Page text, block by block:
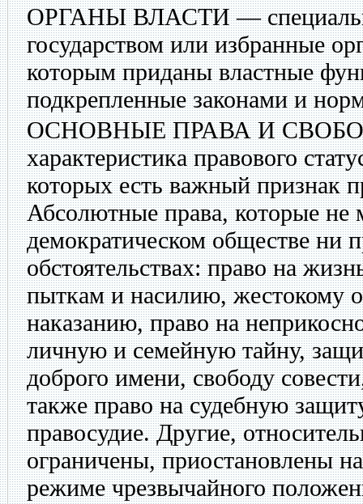
ОРГАНЫ ВЛАСТИ—
государством или избранные
которым приданы властные
подкрепленные законами и
ОСНОВНЫЕ ПРАВА И
характеристика правового
которых есть важный признак
Абсолютные права, которые не
демократическом обществе ни
обстоятельствах: право на
пыткам и насилию, жестокому
наказанию, право на
личную и семейную тайну,
доброго имени, свободу
также право на судебную
правосудие. Другие,
ограничены, приостановлены
режиме чрезвычайного